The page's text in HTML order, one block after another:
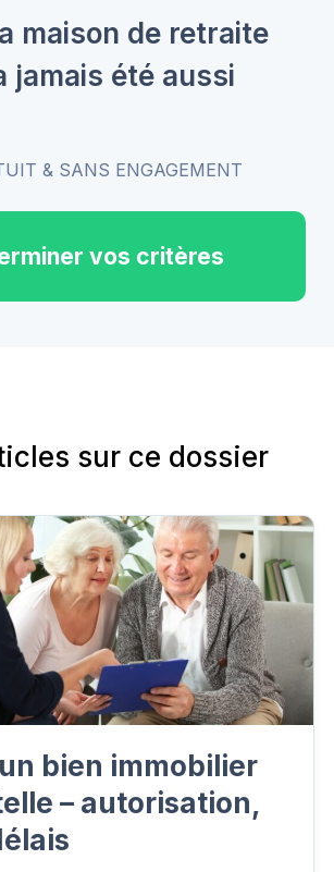
maison de retraite
jamais été aussi
& SANS ENGAGEMENT
vos critères
sur ce dossier
bien immobilier
– autorisation,